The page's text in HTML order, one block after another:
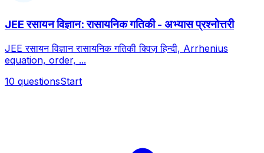
JEE रसायन विज्ञान: रासायनिक गतिकी - अभ्यास प्रश्नोत्तरी
JEE रसायन विज्ञान रासायनिक गतिकी क्विज़ हिन्दी, Arrhenius
equation, order, ...
10 questionsStart